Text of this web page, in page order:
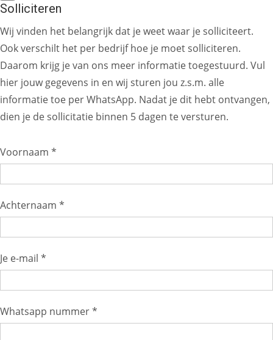
Solliciteren
Wij vinden het belangrijk dat je weet waar je solliciteert.
Ook verschilt het per bedrijf hoe je moet solliciteren.
Daarom krijg je van ons meer informatie toegestuurd. Vul
hier jouw gegevens in en wij sturen jou z.s.m. alle
informatie toe per WhatsApp. Nadat je dit hebt ontvangen,
dien je de sollicitatie binnen 5 dagen te versturen.
Voornaam *
Achternaam *
Je e-mail *
Whatsapp nummer *